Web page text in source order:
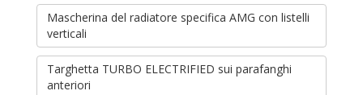
Mascherina del radiatore specifica AMG con listelli
verticali
Targhetta TURBO ELECTRIFIED sui parafanghi
anteriori